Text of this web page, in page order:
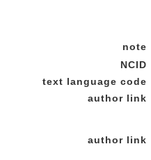
note
NCID
text language code
author link
author link